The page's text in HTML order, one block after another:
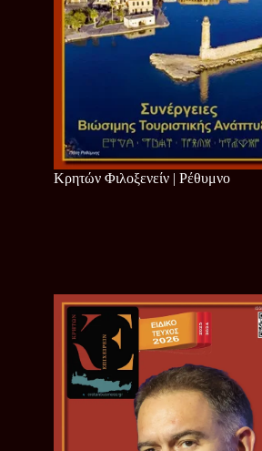
Κρητών Φιλοξενείν | Ρέθυμνο